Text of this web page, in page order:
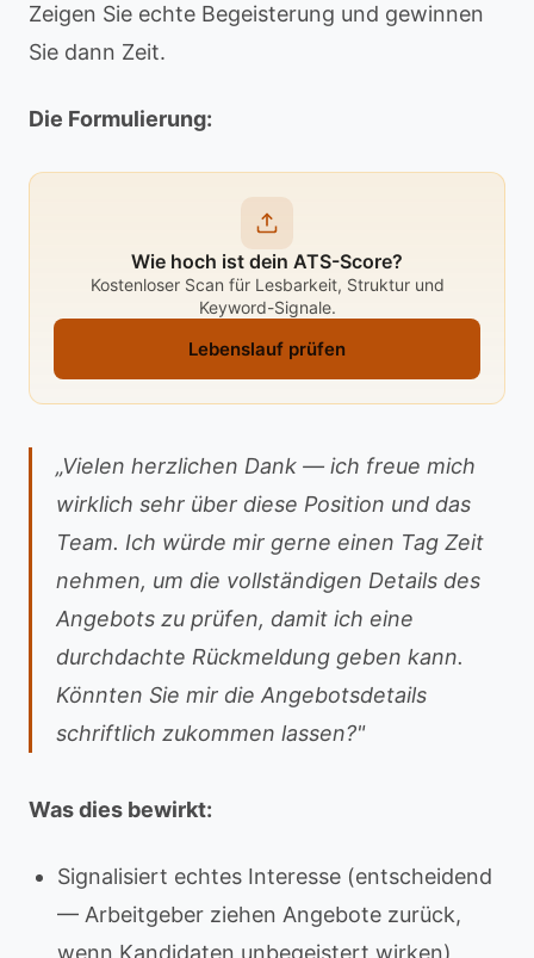
Zeigen Sie echte Begeisterung und gewinnen
Sie dann Zeit.
Die Formulierung:
Wie hoch ist dein ATS-Score?
Kostenloser Scan für Lesbarkeit, Struktur und
Keyword-Signale.
Lebenslauf prüfen
„Vielen herzlichen Dank — ich freue mich
wirklich sehr über diese Position und das
Team. Ich würde mir gerne einen Tag Zeit
nehmen, um die vollständigen Details des
Angebots zu prüfen, damit ich eine
durchdachte Rückmeldung geben kann.
Könnten Sie mir die Angebotsdetails
schriftlich zukommen lassen?"
Was dies bewirkt:
Signalisiert echtes Interesse (entscheidend
— Arbeitgeber ziehen Angebote zurück,
wenn Kandidaten unbegeistert wirken)